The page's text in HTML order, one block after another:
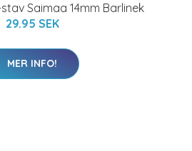
Saimaa 14mm Barlinek
29.95 SEK
MER INFO!